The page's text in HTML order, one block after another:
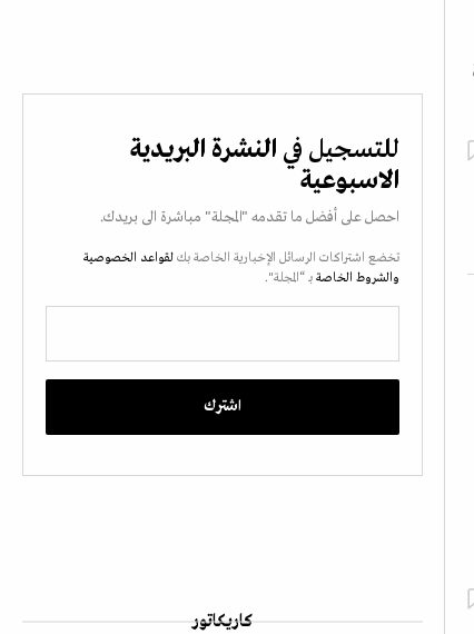
للتسجيل في النشرة البريدية
الاسبوعية
احصل على أفضل ما تقدمه "المجلة" مباشرة الى بريدك.
تخضع اشتراكات الرسائل الإخبارية الخاصة بك لقواعد الخصوصية
والشروط الخاصة بـ “المجلة".
كاريكاتور